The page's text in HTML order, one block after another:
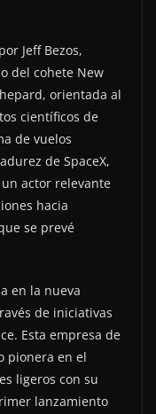
Jeff Bezos,
del cohete New
orientada al
científicos de
de vuelos
de SpaceX,
actor relevante
hacia
se prevé
en la nueva
de iniciativas
Esta empresa de
pionera en el
ligeros con su
lanzamiento